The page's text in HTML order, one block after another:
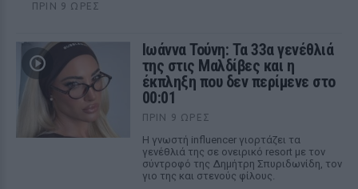
ΠΡΙΝ 9 ΏΡΕΣ
Ιωάννα Τούνη: Τα 33α γενέθλιά
της στις Μαλδίβες και η
έκπληξη που δεν περίμενε στο
00:01
ΠΡΙΝ 9 ΏΡΕΣ
Η γνωστή influencer γιορτάζει τα
γενέθλιά της σε ονειρικό resort με τον
σύντροφό της Δημήτρη Σπυριδωνίδη, τον
γιο της και στενούς φίλους.